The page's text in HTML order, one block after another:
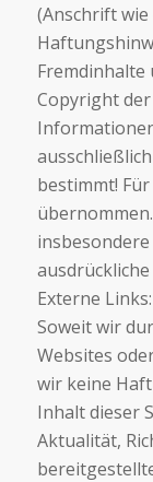
(Anschrift wie
Fremdinhalte
Copyright
bestimmt!
Externe Links:
Soweit wir
Websites
wir keine
Inhalt dieser
Aktualität,